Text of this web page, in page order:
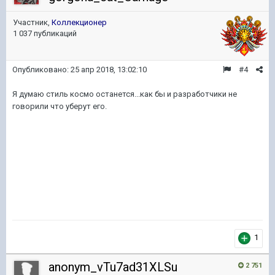
Участник, Коллекционер
1 037 публикаций
#4
Опубликовано: 25 апр 2018, 13:02:10
Я думаю стиль космо останется...как бы и разработчики не
говорили что уберут его.
1
2 751
anonym_vTu7ad31XLSu